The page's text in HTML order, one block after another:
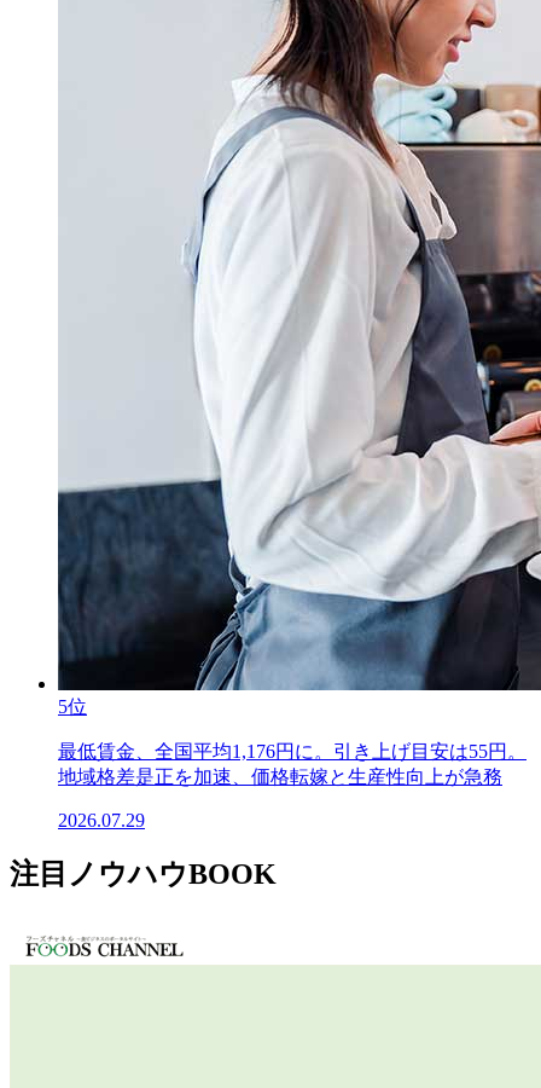
5位
最低賃金、全国平均1,176円に。引き上げ目安は55円。
地域格差是正を加速、価格転嫁と生産性向上が急務
2026.07.29
注目ノウハウBOOK